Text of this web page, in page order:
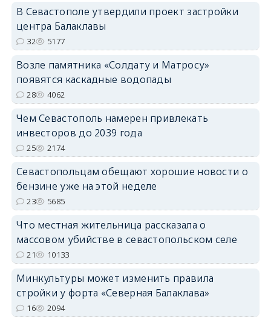
В Севастополе утвердили проект застройки
центра Балаклавы
32 5177
Возле памятника «Солдату и Матросу»
появятся каскадные водопады
28 4062
Чем Севастополь намерен привлекать
инвесторов до 2039 года
25 2174
Севастопольцам обещают хорошие новости о
бензине уже на этой неделе
23 5685
Что местная жительница рассказала о
массовом убийстве в севастопольском селе
21 10133
Минкультуры может изменить правила
стройки у форта «Северная Балаклава»
16 2094